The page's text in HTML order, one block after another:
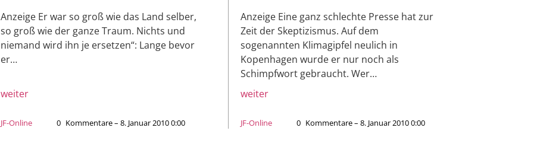
Anzeige Er war so groß wie das Land selber,
so groß wie der ganze Traum. Nichts und
niemand wird ihn je ersetzen“: Lange bevor
er…
weiter
JF-Online 0 Kommentare – 8. Januar 2010 0:00
Anzeige Eine ganz schlechte Presse hat zur
Zeit der Skeptizismus. Auf dem
sogenannten Klimagipfel neulich in
Kopenhagen wurde er nur noch als
Schimpfwort gebraucht. Wer…
weiter
JF-Online 0 Kommentare – 8. Januar 2010 0:00